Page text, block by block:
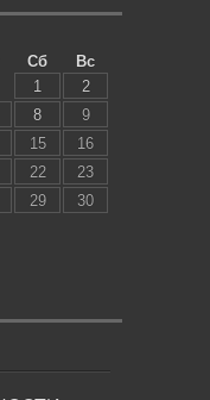
Сб
Вс
1
2
8
9
15
16
22
23
29
30